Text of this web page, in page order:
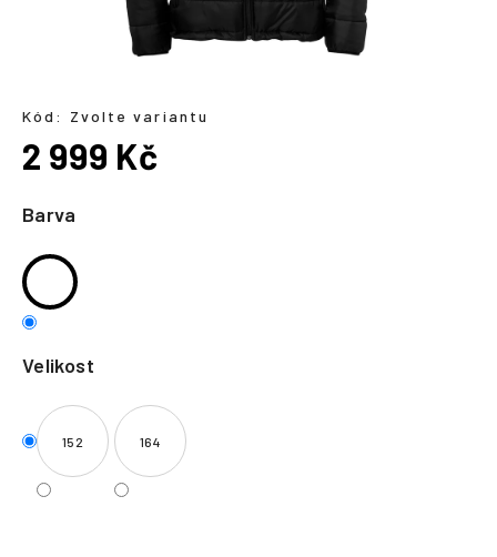
Barva
Velikost
152 164
Kód: Zvolte variantu
2 999 Kč
cena:
t
?